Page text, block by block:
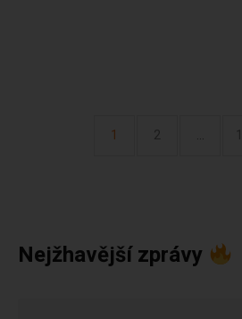
1 2 …
Nejžhavější zprávy